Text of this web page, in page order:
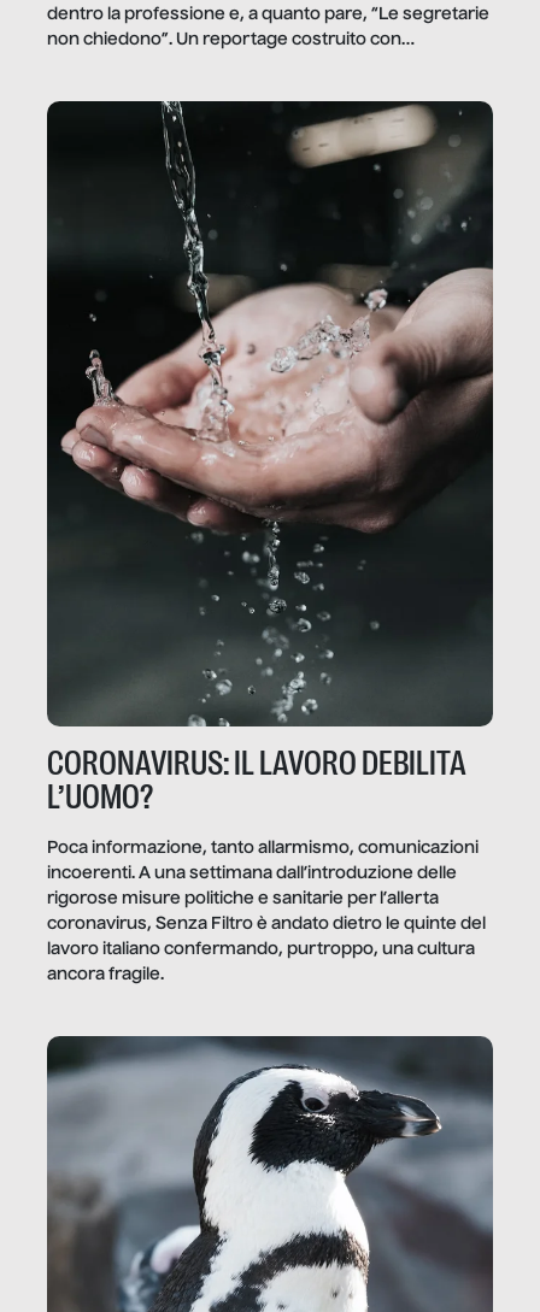
dentro la professione e, a quanto pare, “Le segretarie
non chiedono”. Un reportage costruito con
CORONAVIRUS: IL LAVORO DEBILITA
L’UOMO?
Poca informazione, tanto allarmismo, comunicazioni
incoerenti. A una settimana dall’introduzione delle
rigorose misure politiche e sanitarie per l’allerta
coronavirus, Senza Filtro è andato dietro le quinte del
lavoro italiano confermando, purtroppo, una cultura
ancora fragile.